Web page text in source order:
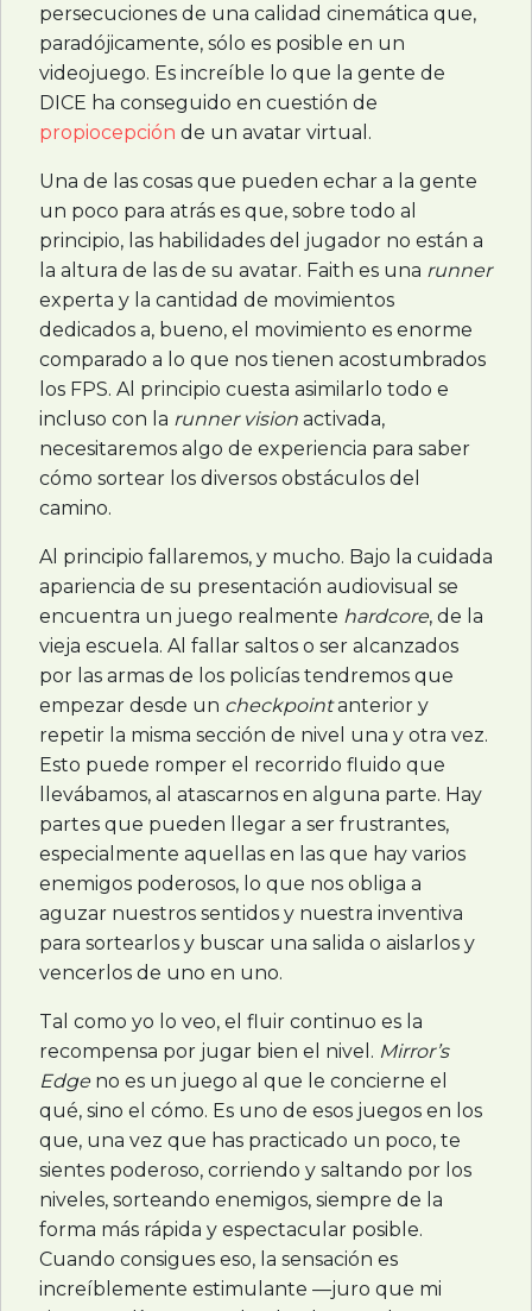
persecuciones de una calidad cinemática que,
paradójicamente, sólo es posible en un
videojuego. Es increíble lo que la gente de
DICE ha conseguido en cuestión de
propiocepción de un avatar virtual.
Una de las cosas que pueden echar a la gente
un poco para atrás es que, sobre todo al
principio, las habilidades del jugador no están a
la altura de las de su avatar. Faith es una runner
experta y la cantidad de movimientos
dedicados a, bueno, el movimiento es enorme
comparado a lo que nos tienen acostumbrados
los FPS. Al principio cuesta asimilarlo todo e
incluso con la runner vision activada,
necesitaremos algo de experiencia para saber
cómo sortear los diversos obstáculos del
camino.
Al principio fallaremos, y mucho. Bajo la cuidada
apariencia de su presentación audiovisual se
encuentra un juego realmente hardcore, de la
vieja escuela. Al fallar saltos o ser alcanzados
por las armas de los policías tendremos que
empezar desde un checkpointanterior y
repetir la misma sección de nivel una y otra vez.
Esto puede romper el recorrido fluido que
llevábamos, al atascarnos en alguna parte. Hay
partes que pueden llegar a ser frustrantes,
especialmente aquellas en las que hay varios
enemigos poderosos, lo que nos obliga a
aguzar nuestros sentidos y nuestra inventiva
para sortearlos y buscar una salida o aislarlos y
vencerlos de uno en uno.
Tal como yo lo veo, el fluir continuo es la
recompensa por jugar bien el nivel. Mirror’s
Edge no es un juego al que le concierne el
qué, sino el cómo. Es uno de esos juegos en los
que, una vez que has practicado un poco, te
sientes poderoso, corriendo y saltando por los
niveles, sorteando enemigos, siempre de la
forma más rápida y espectacular posible.
Cuando consigues eso, la sensación es
increíblemente estimulante —juro que mi